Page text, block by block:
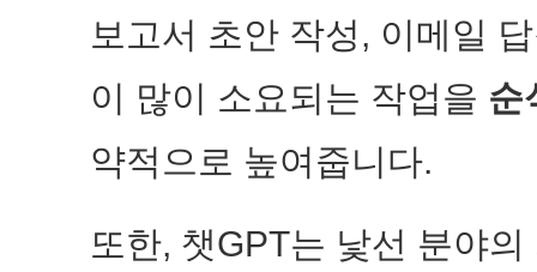
보고서 초안 작성, 이메일
이 많이 소요되는 작업을 순
약적으로 높여줍니다.
또한, 챗GPT는 낯선 분야